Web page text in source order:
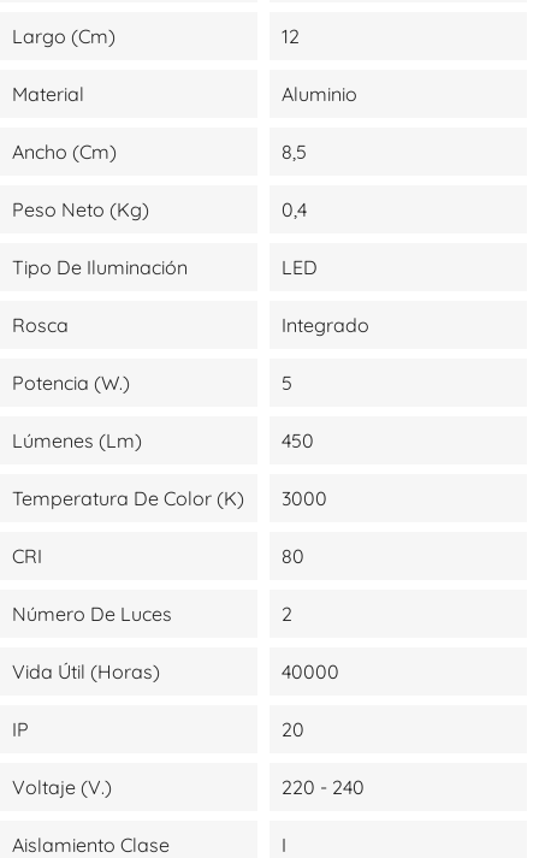
Largo (cm) 12
Material Aluminio
Ancho (cm) 8,5
Peso Neto (kg) 0,4
Tipo De Iluminación LED
Rosca Integrado
Potencia (W.) 5
Lúmenes (lm) 450
Temperatura De Color (K) 3000
CRI 80
Número De Luces 2
Vida Útil (Horas) 40000
IP 20
Voltaje (V.) 220 - 240
Aislamiento Clase I